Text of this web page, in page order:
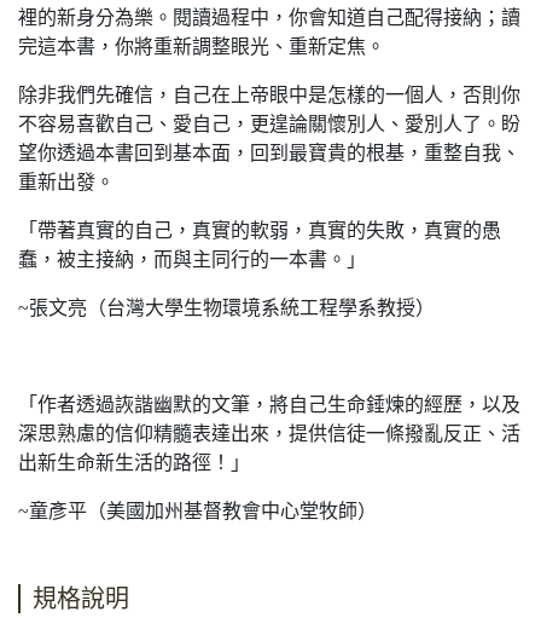
裡的新身分為樂。閱讀過程中，你會知道自己配得接納；讀
完這本書，你將重新調整眼光、重新定焦。
除非我們先確信，自己在上帝眼中是怎樣的一個人，否則你
不容易喜歡自己、愛自己，更遑論關懷別人、愛別人了。盼
望你透過本書回到基本面，回到最寶貴的根基，重整自我、
重新出發。
「帶著真實的自己，真實的軟弱，真實的失敗，真實的愚
蠢，被主接納，而與主同行的一本書。」
~張文亮（台灣大學生物環境系統工程學系教授）
「作者透過詼諧幽默的文筆，將自己生命錘煉的經歷，以及
深思熟慮的信仰精髓表達出來，提供信徒一條撥亂反正、活
出新生命新生活的路徑！」
~童彥平（美國加州基督教會中心堂牧師）
規格說明